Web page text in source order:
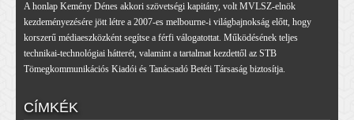
A honlap Kemény Dénes akkori szövetségi kapitány, volt MVLSZ-elnök
kezdeményezésére jött létre a 2007-es melbourne-i világbajnokság előtt, hogy
korszerű médiaeszközként segítse a férfi válogatottat. Működésének teljes
technikai-technológiai hátterét, valamint a tartalmat kezdettől az STB
Tömegkommunikációs Kiadói és Tanácsadó Betéti Társaság biztosítja.
CÍMKÉK